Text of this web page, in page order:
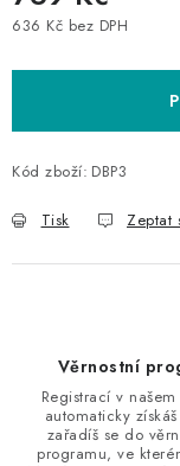
636 Kč bez DPH
Kód zboží: DBP3
Tisk Zeptat
Věrnostní
Registrací v našem
automaticky
zařadíš se do
programu, ve